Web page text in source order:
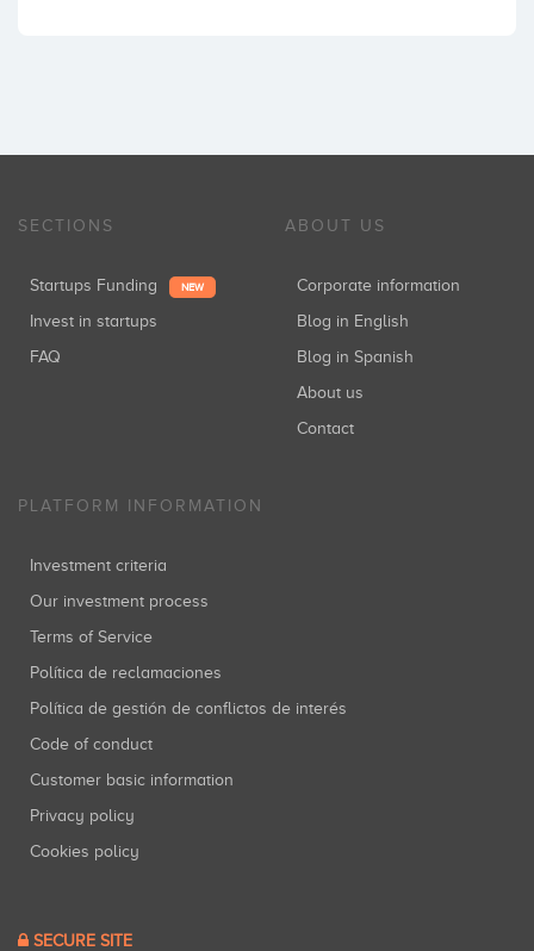
SECTIONS
Startups Funding NEW
Invest in startups
FAQ
ABOUT US
Corporate information
Blog in English
Blog in Spanish
About us
Contact
PLATFORM INFORMATION
Investment criteria
Our investment process
Terms of Service
Política de reclamaciones
Política de gestión de conflictos de interés
Code of conduct
Customer basic information
Privacy policy
Cookies policy
SECURE SITE